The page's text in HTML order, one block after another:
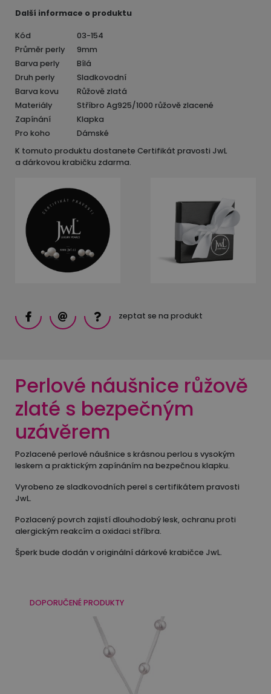
Další informace o produktu
Kód
03-154
Průměr perly
9mm
Barva perly
Bílá
Druh perly
Sladkovodní
Barva kovu
Růžově zlatá
Materiály
Stříbro Ag925/1000 růžově zlacené
Zapínání
Klapka
Pro koho
Dámské
K tomuto produktu dostanete Certifikát pravosti JwL
a dárkovou krabičku zdarma.
zeptat se na produkt
Perlové náušnice růžově
zlaté s bezpečným
uzávěrem
Pozlacené perlové náušnice s krásnou perlou s vysokým
leskem a praktickým zapínáním na bezpečnou klapku.
Vyrobeno ze sladkovodních perel s certifikátem pravosti
JwL.
Pozlacený povrch zajistí dlouhodobý lesk, ochranu proti
alergickým reakcím a oxidaci stříbra.
Šperk bude dodán v originální dárkové krabičce JwL.
DOPORUČENÉ PRODUKTY